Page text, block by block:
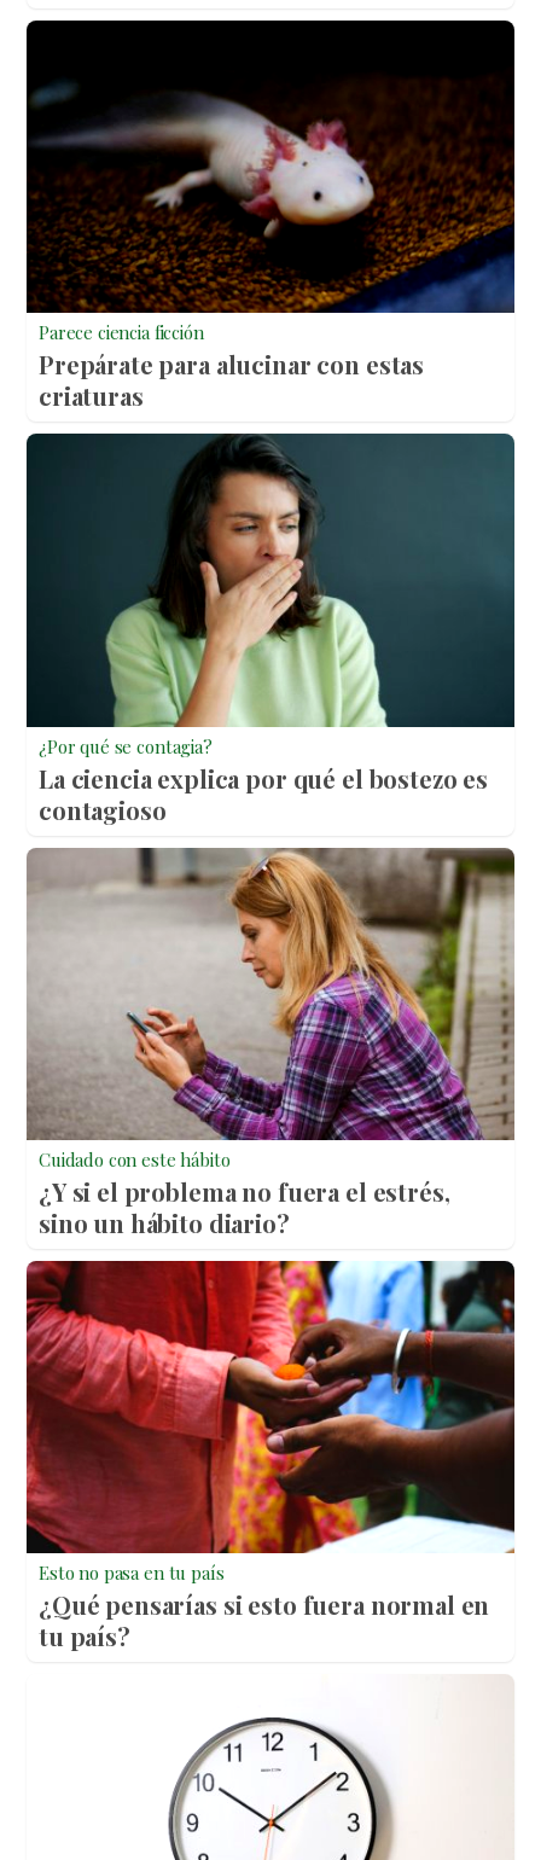
Parece ciencia ficción
Prepárate para alucinar con estas
criaturas
¿Por qué se contagia?
La ciencia explica por qué el bostezo es
contagioso
Cuidado con este hábito
¿Y si el problema no fuera el estrés,
sino un hábito diario?
Esto no pasa en tu país
¿Qué pensarías si esto fuera normal en
tu país?